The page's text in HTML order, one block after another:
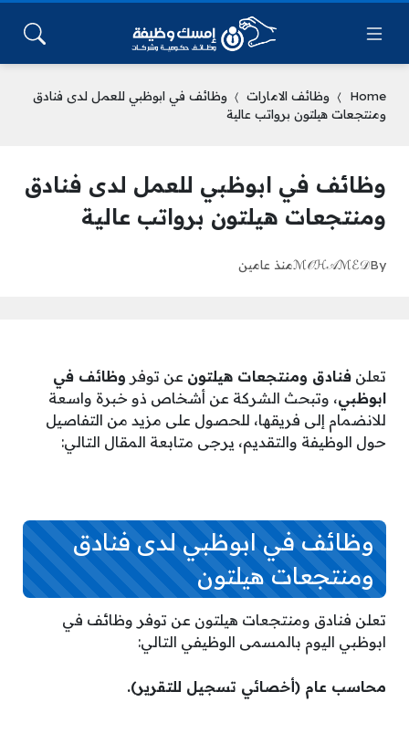
Home وظائف الامارات
وظائف في ابوظبي للعمل لدى فنادق
ومنتجعات هيلتون برواتب عالية
وظائف في ابوظبي للعمل لدى فنادق
ومنتجعات هيلتون برواتب عالية
By
ℳ𝒪ℋ𝒜ℳℰ𝒟منذ عامين
تعلن فنادق ومنتجعات هيلتون عن توفر وظائف في
ابوظبي، وتبحث الشركة عن أشخاص ذو خبرة واسعة
للانضمام إلى فريقها، للحصول على مزيد من التفاصيل
حول الوظيفة والتقديم، يرجى متابعة المقال التالي:
وظائف في ابوظبي لدى فنادق
ومنتجعات هيلتون
تعلن فنادق ومنتجعات هيلتون عن توفر وظائف في
ابوظبي اليوم بالمسمى الوظيفي التالي:
محاسب عام (أخصائي تسجيل للتقرير).